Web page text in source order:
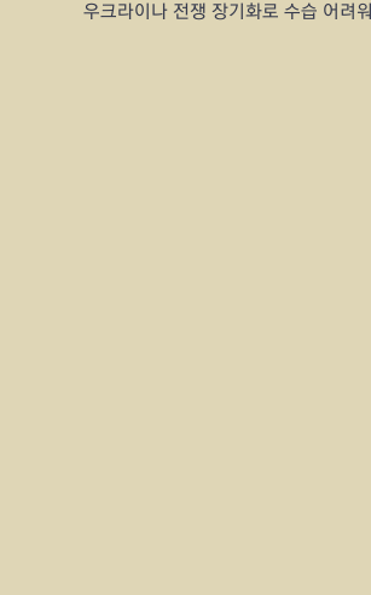
우크라이나 전쟁 장기화로 수습 어려워